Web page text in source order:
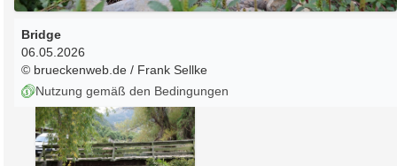
Bridge
06.05.2026
© brueckenweb.de / Frank Sellke
Nutzung gemäß den Bedingungen